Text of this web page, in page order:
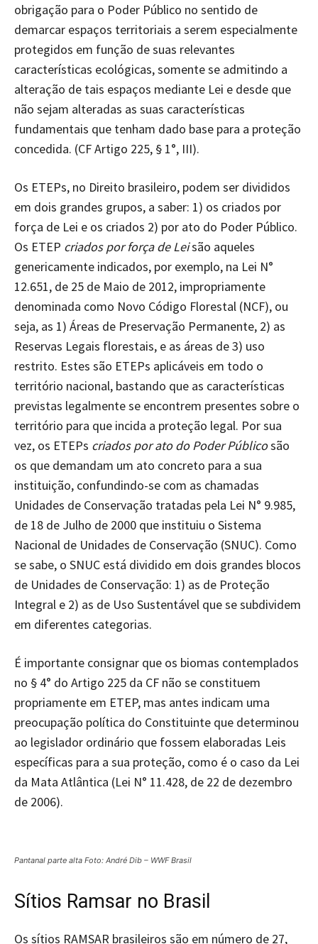
obrigação para o Poder Público no sentido de
demarcar espaços territoriais a serem especialmente
protegidos em função de suas relevantes
características ecológicas, somente se admitindo a
alteração de tais espaços mediante Lei e desde que
não sejam alteradas as suas características
fundamentais que tenham dado base para a proteção
concedida. (CF Artigo 225, § 1°, III).
Os ETEPs, no Direito brasileiro, podem ser divididos
em dois grandes grupos, a saber: 1) os criados por
força de Lei e os criados 2) por ato do Poder Público.
Os ETEP criados por força de Leisão aqueles
genericamente indicados, por exemplo, na Lei N°
12.651, de 25 de Maio de 2012, impropriamente
denominada como Novo Código Florestal (NCF), ou
seja, as 1) Áreas de Preservação Permanente, 2) as
Reservas Legais florestais, e as áreas de 3) uso
restrito. Estes são ETEPs aplicáveis em todo o
território nacional, bastando que as características
previstas legalmente se encontrem presentes sobre o
território para que incida a proteção legal. Por sua
vez, os ETEPs criados por ato do Poder Públicosão
os que demandam um ato concreto para a sua
instituição, confundindo-se com as chamadas
Unidades de Conservação tratadas pela Lei N° 9.985,
de 18 de Julho de 2000 que instituiu o Sistema
Nacional de Unidades de Conservação (SNUC). Como
se sabe, o SNUC está dividido em dois grandes blocos
de Unidades de Conservação: 1) as de Proteção
Integral e 2) as de Uso Sustentável que se subdividem
em diferentes categorias.
É importante consignar que os biomas contemplados
no § 4° do Artigo 225 da CF não se constituem
propriamente em ETEP, mas antes indicam uma
preocupação política do Constituinte que determinou
ao legislador ordinário que fossem elaboradas Leis
específicas para a sua proteção, como é o caso da Lei
da Mata Atlântica (Lei N° 11.428, de 22 de dezembro
de 2006).
Pantanal parte alta Foto: André Dib – WWF Brasil
Sítios Ramsar no Brasil
Os sítios RAMSAR brasileiros são em número de 27,